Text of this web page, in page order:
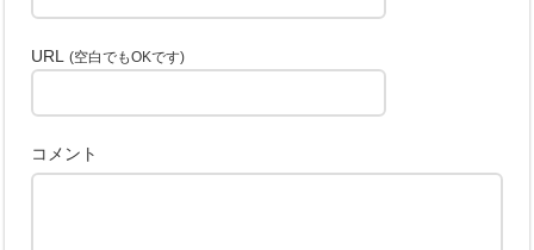
URL(空白でもOKです)
コメント